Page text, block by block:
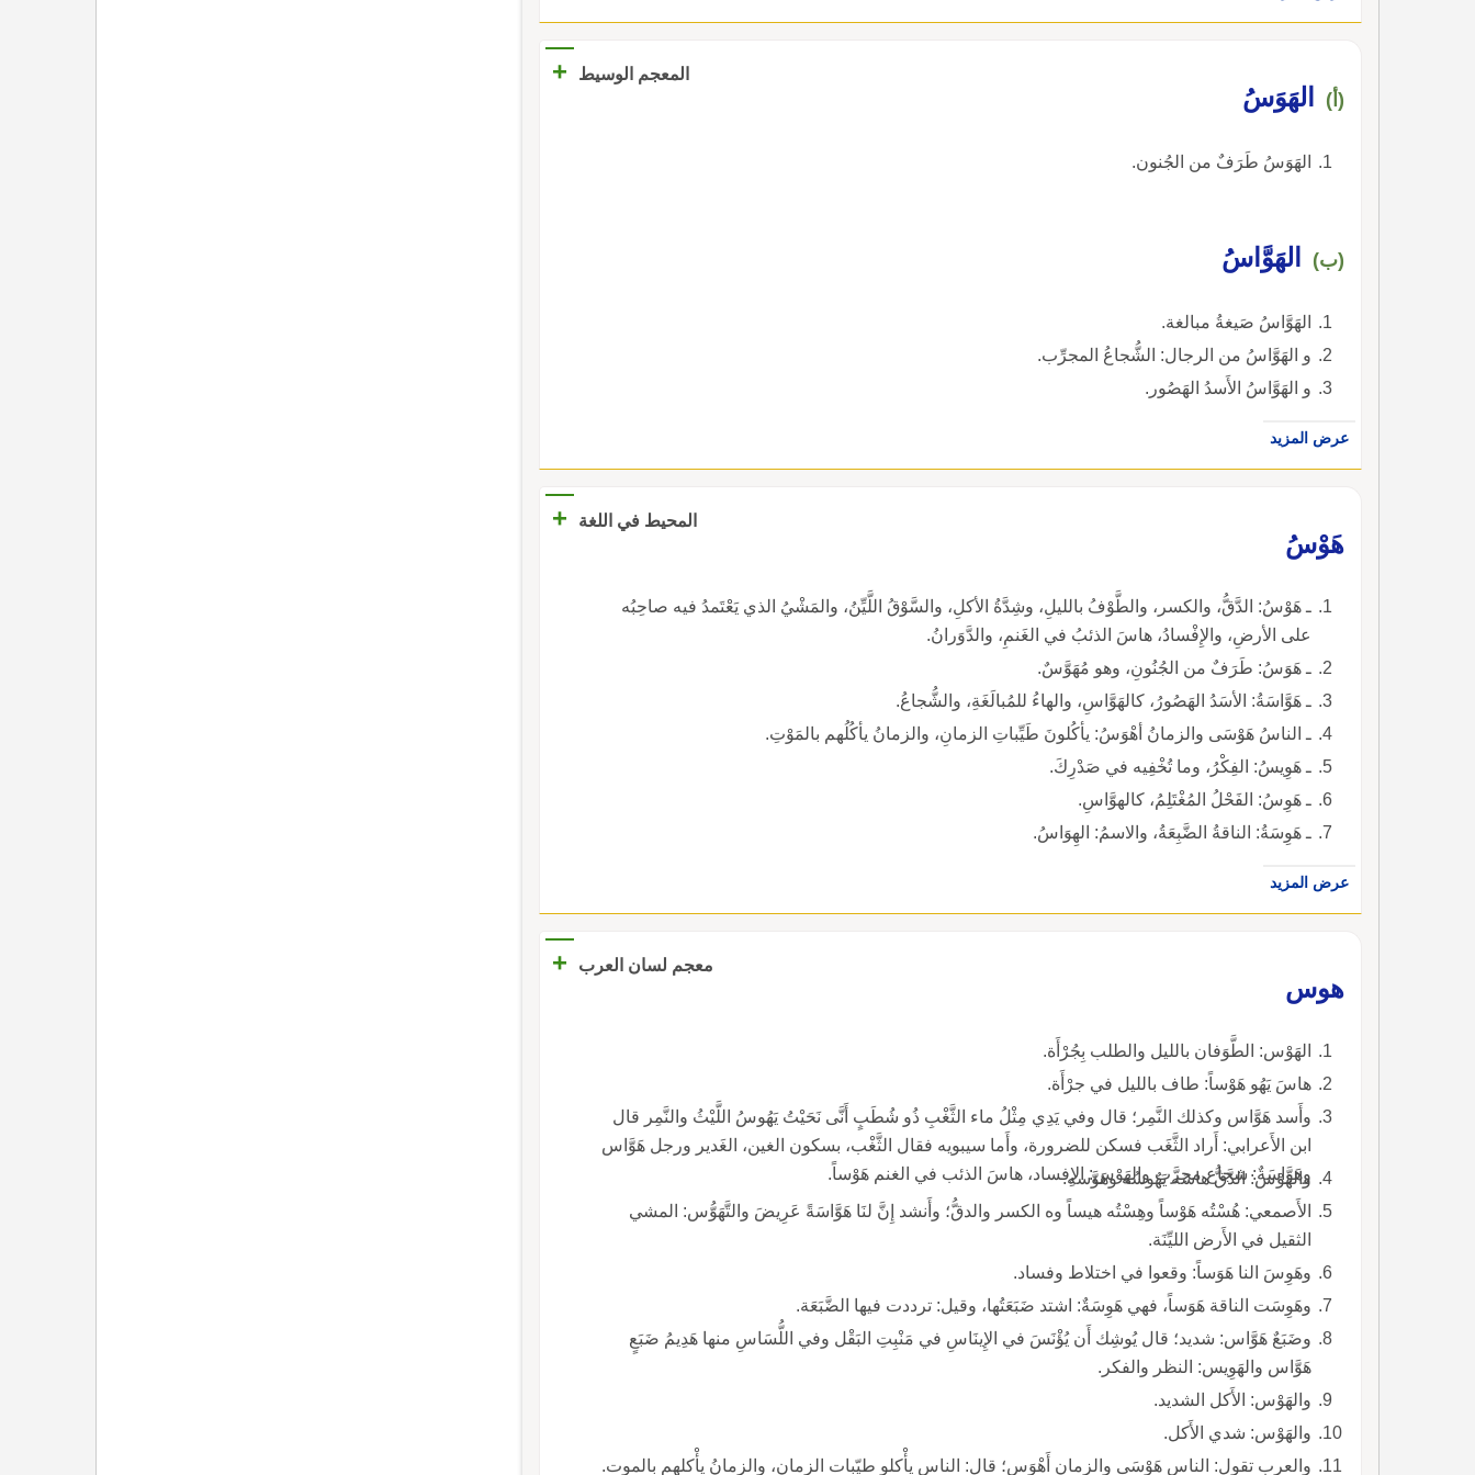
المعجم الوسيط +
(أ) الهَوَسُ
الهَوَسُ طَرَفٌ من الجُنون.
(ب) الهَوَّاسُ
الهَوَّاسُ صَيغةُ مبالغة.
و الهَوَّاسُ من الرجال: الشُّجاعُ المجرِّب.
و الهَوَّاسُ الأَسدُ الهَصُور.
عرض المزيد
المحيط في اللغة
+
هَوْسُ
ـ هَوْسُ: الدَّقُّ، والكسر، والطَّوْفُ بالليلِ، وشِدَّةُ الأكلِ، والسَّوْقُ اللَّيِّنُ، والمَشْيُ الذي يَعْتَمدُ فيه صاحِبُه
على الأرضِ، والإِفْسادُ، هاسَ الذئبُ في الغَنمِ، والدَّوَرانُ.
ـ هَوَسُ: طَرَفٌ من الجُنُونِ، وهو مُهَوَّسٌ.
ـ هَوَّاسَةُ: الأسَدُ الهَصُورُ، كالهَوَّاسِ، والهاءُ للمُبالَغَةِ، والشُّجاعُ.
ـ الناسُ هَوْسَى والزمانُ أهْوَسُ: يأكُلونَ طَيِّباتِ الزمانِ، والزمانُ يأكُلُهم بالمَوْتِ.
ـ هَوِيسُ: الفِكْرُ، وما تُخْفِيه في صَدْرِكَ.
ـ هَوِسُ: الفَحْلُ المُغْتَلِمُ، كالهوَّاسِ.
ـ هَوِسَةُ: الناقةُ الضَّبِعَةُ، والاسمُ: الهِوَاسُ.
عرض المزيد
معجم لسان العرب
+
هوس
الهَوْس: الطَّوَفان بالليل والطلب بِجُرْأَة.
هاسَ يَهُو هَوْساً: طاف بالليل في جرْأَة.
وأَسد هَوَّاس وكذلك النَّمِر؛ قال وفي يَدِي مِثْلُ ماء الثَّغْبِ ذُو شُطَبٍ أَنَّى نَحَيْتُ يَهُوسُ اللَّيْثُ والنَّمِر قال
ابن الأَعرابي: أَراد الثَّغَب فسكن للضرورة، وأَما سيبويه فقال الثَّغْب، بسكون الغين، الغَدير ورجل هَوَّاس
وهَوَّاسَةٌ: شجاع مجرَّب والهَوْس: الإِفساد، هاسَ الذئب في الغنم هَوْساً.
والهَوْس: الدَّقُّ هاسَه يَهُوسُه وهَوَّسه.
الأَصمعي: هُسْتُه هَوْساً وهِسْتُه هيساً وه الكسر والدقُّ؛ وأَنشد إِنَّ لنَا هَوَّاسَةً عَرِيضَ والتَّهَوُّس: المشي
الثقيل في الأَرض الليِّنَة.
وهَوِسَ النا هَوَساً: وقعوا في اختلاط وفساد.
وهَوِسَت الناقة هَوَساً، فهي هَوِسَةٌ: اشتد ضَبَعَتُها، وقيل: ترددت فيها الضَّبَعَة.
وضَبَعٌ هَوَّاس: شديد؛ قال يُوشِك أَن يُؤْنَسَ في الإِينَاسِ في مَنْبِتِ البَقْل وفي اللُّسَاسِ منها هَدِيمُ ضَبَعٍ
هَوَّاس والهَوِيس: النظر والفكر.
والهَوْس: الأَكل الشديد.
والهَوْس: شدي الأَكل.
والعرب تقول: الناس هَوْسَى والزمان أَهْوَس؛ قال: الناس يأْكلو طيّبات الزمان، والزمانُ يأْكلهم بالموت.